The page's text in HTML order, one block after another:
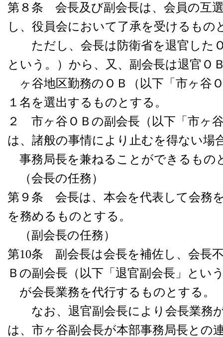
第８条 会長及び副会長は、会員の互
し、役員会において了承を受けるもの
ただし、会長は防衛省を退官した
という。）から、又、副会長は退官Ｏ
ヶ谷地区勤務のＯＢ（以下「市ヶ谷
１名を選出するものとする。
２ 市ヶ谷ＯＢの副会長（以下「市ヶ
は、諸般の事情により止むを得ない場
事務局長を兼ねることができるもの
（会長の任務）
第９条 会長は、本会を代表して会務
を務めるものとする。
（副会長の任務）
第10条 副会長は会長を補佐し、会長
Ｂの副会長（以下「退官副会長」とい
が会長業務を代行するものとする。
なお、退官副会長により会長業務
は、市ヶ谷副会長が本部事務局長との